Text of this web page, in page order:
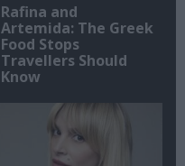
Rafina and
Artemida: The Greek
Food Stops
Travellers Should
Know